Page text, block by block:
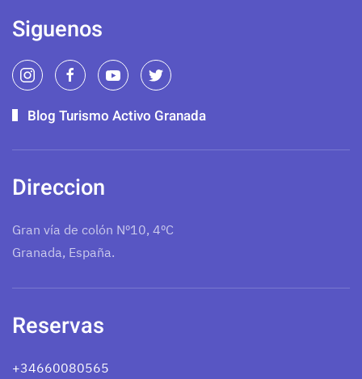
Siguenos
Blog Turismo Activo Granada
Direccion
Gran vía de colón Nº10, 4ºC
Granada, España.
Reservas
+34660080565